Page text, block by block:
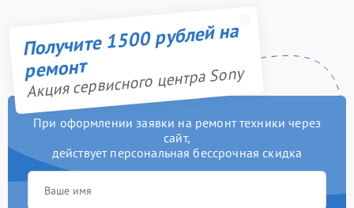
Получите 1500 рублей на
ремонт
Акция сервисного центра Sony
При оформлении заявки на ремонт техники через
сайт,
действует персональная бессрочная скидка